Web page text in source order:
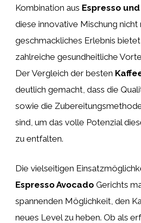
Kombination aus Espresso
diese innovative Mischung nicht
geschmackliches Erlebnis
zahlreiche gesundheitliche
Der Vergleich der besten
deutlich gemacht, dass die
sowie die
sind, um das volle Potenzial
zu entfalten.
Die vielseitigen
Espresso Avocado Gerichts
spannenden Möglichkeit, den
neues Level zu heben. Ob als